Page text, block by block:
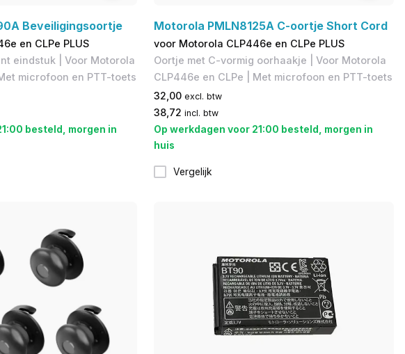
Beveiligingsoortje
en CLPe PLUS
eindstuk | Voor Motorola
microfoon en PTT-toets
besteld, morgen in
Motorola PMLN8125A C-oortje Short Cord
voor Motorola CLP446e en CLPe PLUS
Oortje met C-vormig oorhaakje | Voor Motorola
CLP446e en CLPe | Met microfoon en PTT-toets
32,00 excl. btw
38,72 incl. btw
Op werkdagen voor 21:00 besteld, morgen in
huis
Vergelijk